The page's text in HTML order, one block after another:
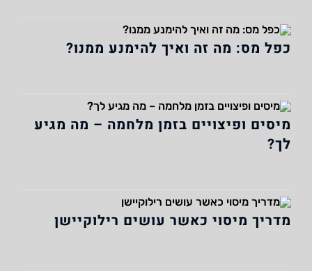
כפל מס: מה זה ואיך להימנע ממנו?
מיסים ופיצויים בזמן מלחמה – מה מגיע
לך?
מדריך מיסוי כאשר עושים רילוקיישן